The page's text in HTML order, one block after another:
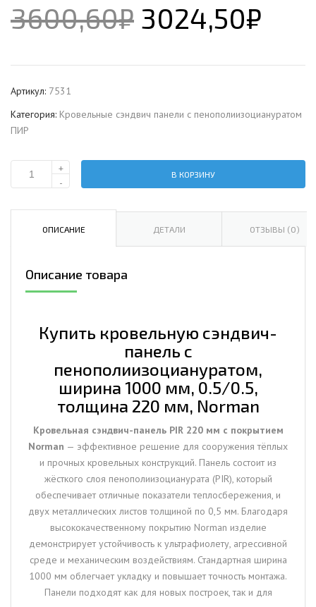
3600,60₽ 3024,50₽
Артикул: 7531
Категория: Кровельные сэндвич панели с пенополиизоциануратом
ПИР
Количество
сэндвич-
ширина
1000
0.5/0.5,
толщина
+
-
В КОРЗИНУ
ОПИСАНИЕ ДЕТАЛИ ОТЗЫВЫ (0)
Описание товара
Купить кровельную сэндвич-
панель с
пенополиизоциануратом,
ширина 1000 мм, 0.5/0.5,
толщина 220 мм, Norman
Кровельная сэндвич-панель PIR 220 мм с покрытием
Norman — эффективное решение для сооружения тёплых
и прочных кровельных конструкций. Панель состоит из
жёсткого слоя пенополиизоцианурата (PIR), который
обеспечивает отличные показатели теплосбережения, и
двух металлических листов толщиной по 0,5 мм. Благодаря
высококачественному покрытию Norman изделие
демонстрирует устойчивость к ультрафиолету, агрессивной
среде и механическим воздействиям. Стандартная ширина
1000 мм облегчает укладку и повышает точность монтажа.
Панели подходят как для новых построек, так и для